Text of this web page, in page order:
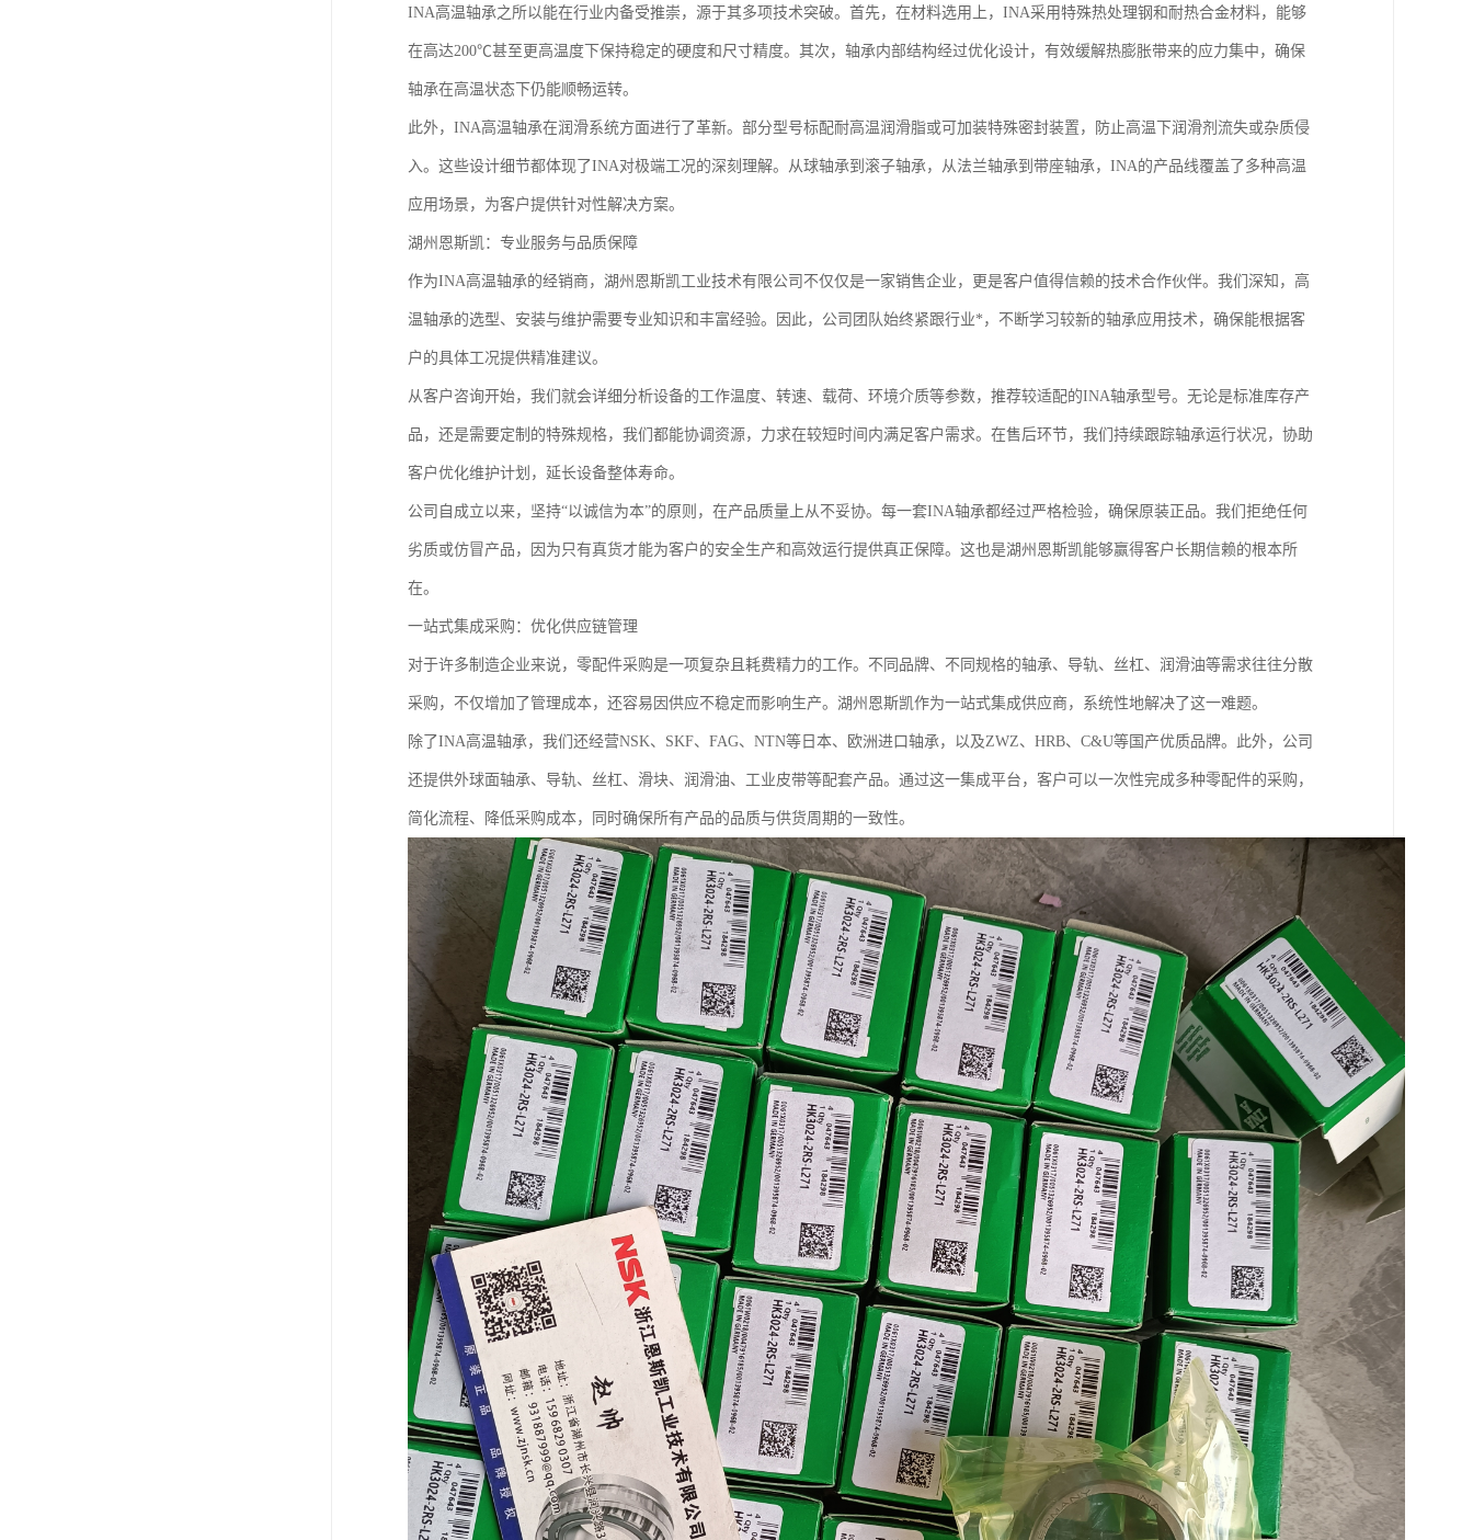
INA高温轴承之所以能在行业内备受推崇，源于其多项技术突破。首先，在材料选用上，INA采用特殊热处理钢和耐热合金材料，能够
在高达200℃甚至更高温度下保持稳定的硬度和尺寸精度。其次，轴承内部结构经过优化设计，有效缓解热膨胀带来的应力集中，确保
轴承在高温状态下仍能顺畅运转。
此外，INA高温轴承在润滑系统方面进行了革新。部分型号标配耐高温润滑脂或可加装特殊密封装置，防止高温下润滑剂流失或杂质侵
入。这些设计细节都体现了INA对极端工况的深刻理解。从球轴承到滚子轴承，从法兰轴承到带座轴承，INA的产品线覆盖了多种高温
应用场景，为客户提供针对性解决方案。
湖州恩斯凯：专业服务与品质保障
作为INA高温轴承的经销商，湖州恩斯凯工业技术有限公司不仅仅是一家销售企业，更是客户值得信赖的技术合作伙伴。我们深知，高
温轴承的选型、安装与维护需要专业知识和丰富经验。因此，公司团队始终紧跟行业*，不断学习较新的轴承应用技术，确保能根据客
户的具体工况提供精准建议。
从客户咨询开始，我们就会详细分析设备的工作温度、转速、载荷、环境介质等参数，推荐较适配的INA轴承型号。无论是标准库存产
品，还是需要定制的特殊规格，我们都能协调资源，力求在较短时间内满足客户需求。在售后环节，我们持续跟踪轴承运行状况，协助
客户优化维护计划，延长设备整体寿命。
公司自成立以来，坚持“以诚信为本”的原则，在产品质量上从不妥协。每一套INA轴承都经过严格检验，确保原装正品。我们拒绝任何
劣质或仿冒产品，因为只有真货才能为客户的安全生产和高效运行提供真正保障。这也是湖州恩斯凯能够赢得客户长期信赖的根本所
在。
一站式集成采购：优化供应链管理
对于许多制造企业来说，零配件采购是一项复杂且耗费精力的工作。不同品牌、不同规格的轴承、导轨、丝杠、润滑油等需求往往分散
采购，不仅增加了管理成本，还容易因供应不稳定而影响生产。湖州恩斯凯作为一站式集成供应商，系统性地解决了这一难题。
除了INA高温轴承，我们还经营NSK、SKF、FAG、NTN等日本、欧洲进口轴承，以及ZWZ、HRB、C&U等国产优质品牌。此外，公司
还提供外球面轴承、导轨、丝杠、滑块、润滑油、工业皮带等配套产品。通过这一集成平台，客户可以一次性完成多种零配件的采购，
简化流程、降低采购成本，同时确保所有产品的品质与供货周期的一致性。